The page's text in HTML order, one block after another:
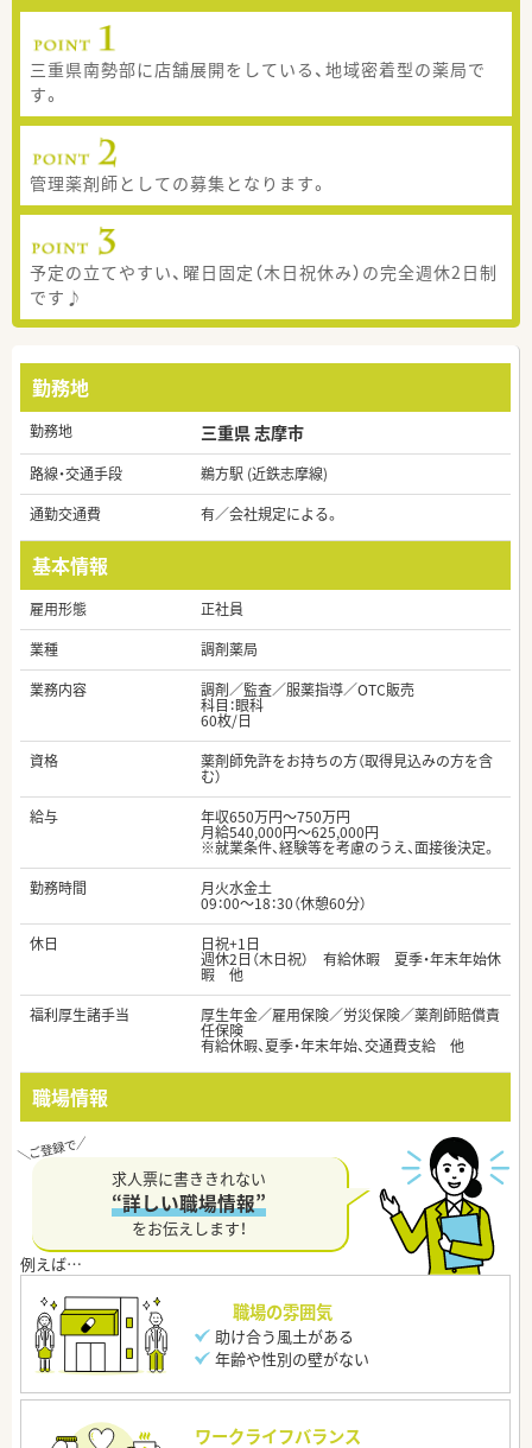
三重県南勢部に店舗展開をしている、地域密着型の薬局で
す。
管理薬剤師としての募集となります。
予定の立てやすい、曜日固定（木日祝休み）の完全週休2日制
です♪
勤務地
勤務地 三重県 志摩市
路線・交通手段
鵜方駅 (近鉄志摩線)
通勤交通費
有／会社規定による。
基本情報
雇用形態
正社員
業種
調剤薬局
業務内容
調剤／監査／服薬指導／OTC販売
科目：眼科
60枚/日
資格
薬剤師免許をお持ちの方（取得見込みの方を含
む）
給与
年収650万円～750万円
月給540,000円～625,000円
※就業条件、経験等を考慮のうえ、面接後決定。
勤務時間
月火水金土
09：00～18：30（休憩60分）
休日
日祝+1日
週休2日（木日祝） 有給休暇 夏季・年末年始休
暇 他
福利厚生諸手当
厚生年金／雇用保険／労災保険／薬剤師賠償責
任保険
有給休暇、夏季・年末年始、交通費支給 他
職場情報
求人票に書ききれない
“詳しい職場情報”
をお伝えします！
職場の雰囲気
助け合う風土がある
年齢や性別の壁がない
ワークライフバランス